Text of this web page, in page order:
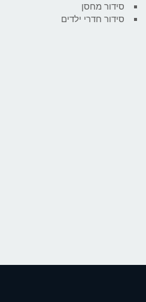
סידור מחסן
סידור חדרי ילדים